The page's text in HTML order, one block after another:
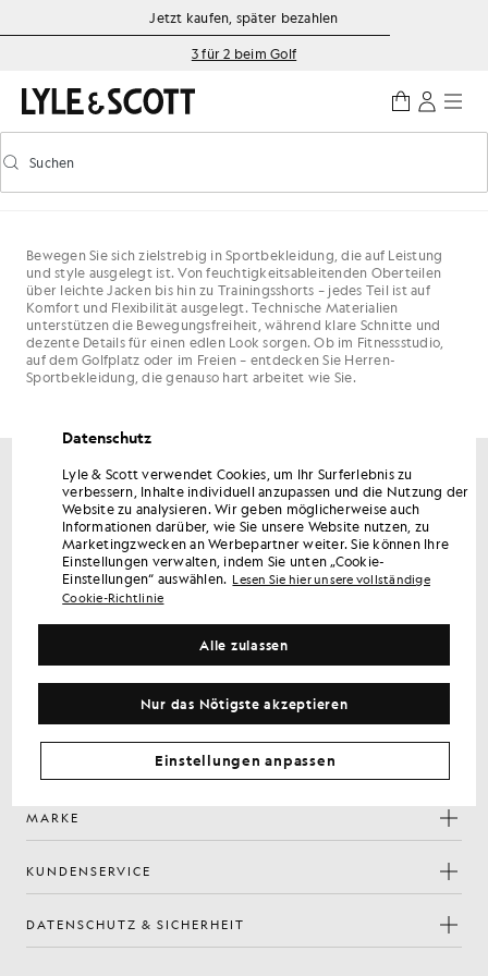
Zum Hauptinhalt springen
Informationen zur Barrierefreiheit
Jetzt kaufen, später bezahlen
3 für 2 beim Golf
Vorausschauende Suche ein-/ausschalten
Suchen
Bewegen Sie sich zielstrebig in Sportbekleidung, die auf Leistung
und style ausgelegt ist. Von feuchtigkeitsableitenden Oberteilen
über leichte Jacken bis hin zu Trainingsshorts – jedes Teil ist auf
Komfort und Flexibilität ausgelegt. Technische Materialien
unterstützen die Bewegungsfreiheit, während klare Schnitte und
dezente Details für einen edlen Look sorgen. Ob im Fitnessstudio,
auf dem Golfplatz oder im Freien – entdecken Sie Herren-
Sportbekleidung, die genauso hart arbeitet wie Sie.
Erhalten Sie 15 % Rabatt auf Ihre erste Bestellung
Melden Sie sich an, um exklusive Angebote für Mitglieder,
Vorabzugang und Prämien zu erhalten.
E-Mail-Adresse Anmelden
Mit Ihrer Anmeldung bestätigen Sie, dass Sie unsere
Datenschutzerklärunggelesen haben und ihr zustimmen.
Cookie-Einstellungen
Facebook
Instagram
YouTube
TikTok
MARKE
KUNDENSERVICE
DATENSCHUTZ & SICHERHEIT
Datenschutz
Lyle & Scott verwendet Cookies, um Ihr Surferlebnis zu
verbessern, Inhalte individuell anzupassen und die Nutzung der
Website zu analysieren. Wir geben möglicherweise auch
Informationen darüber, wie Sie unsere Website nutzen, zu
Marketingzwecken an Werbepartner weiter. Sie können Ihre
Einstellungen verwalten, indem Sie unten „Cookie-
Einstellungen“ auswählen. Lesen Sie hier unsere vollständige
Cookie-Richtlinie
Nur das Nötigste akzeptieren
Alle zulassen
Einstellungen anpassen